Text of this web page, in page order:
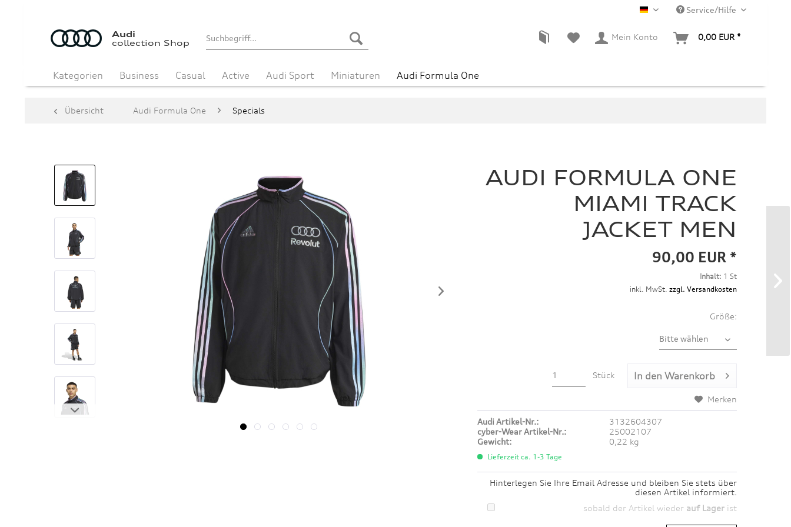
DE Service/Hilfe
Audi
collection Shop
Mein Konto 0,00 EUR *
Kategorien Business Casual Active Audi Sport Miniaturen Audi Formula One
Übersicht Audi Formula One Specials
AUDI FORMULA ONE
MIAMI TRACK
JACKET MEN
90,00 EUR *
Inhalt: 1 St
inkl. MwSt. zzgl. Versandkosten
Größe:
Stück In den Warenkorb
Merken
Audi Artikel-Nr.:
3132604307
cyber-Wear Artikel-Nr.:
25002107
Gewicht:
0,22 kg
Lieferzeit ca. 1-3 Tage
Hinterlegen Sie Ihre Email Adresse und bleiben Sie stets über
diesen Artikel informiert.
sobald der Artikel wieder auf Lagerist